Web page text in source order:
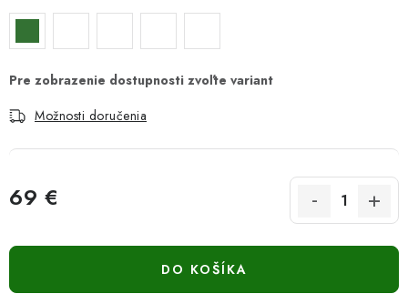
Možnosti doručenia
69 €
DO KOŠÍKA